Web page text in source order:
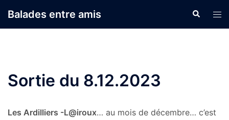
auBalades entre amis
le
Sortie du 8.12.2023
Les Ardilliers -L@iroux… au mois de décembre… c’est